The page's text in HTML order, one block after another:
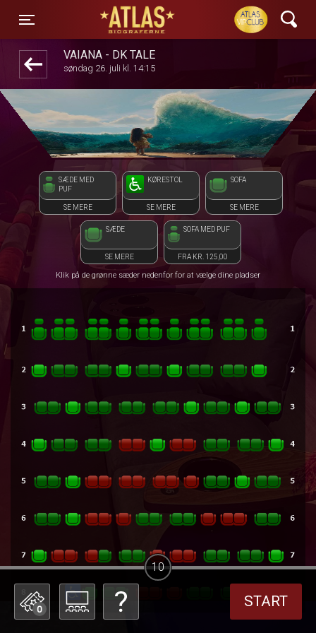
Toggle navigation
ATLAS Biograferne
VAIANA - DK TALE
søndag 26. juli kl. 14:15
SÆDE MED
PUF
SE MERE
KØRESTOL
SE MERE
SOFA
SE MERE
SÆDE
SE MERE
SOFA MED PUF
FRA KR. 125,00
Klik på de grønne sæder nedenfor for at vælge dine pladser
0 START
10
front03-cc 100703